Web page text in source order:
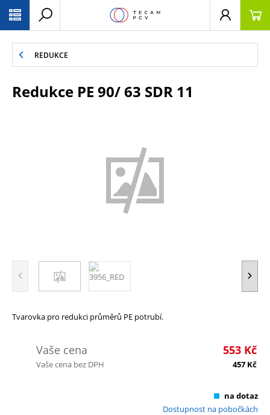
REDUKCE
Redukce PE 90/ 63 SDR 11
Tvarovka pro redukci průměrů PE potrubí.
Vaše cena 553 Kč
Vaše cena bez DPH 457 Kč
na dotaz
Dostupnost na pobočkách